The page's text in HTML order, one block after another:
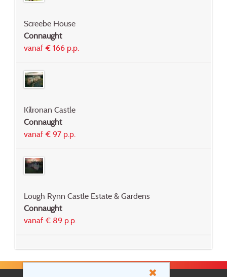
Screebe House
Connaught
vanaf € 166 p.p.
Kilronan Castle
Connaught
vanaf € 97 p.p.
Lough Rynn Castle Estate & Gardens
Connaught
vanaf € 89 p.p.